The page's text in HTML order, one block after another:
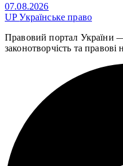
07.08.2026
UPУкраїнське право
Правовий портал України
законотворчість та